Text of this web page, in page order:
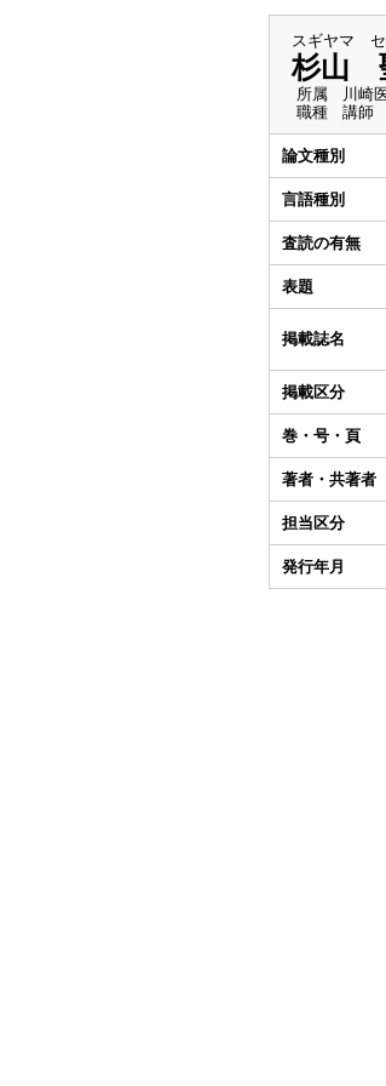
スギヤマ セ
杉山
所属
川崎
職種
講師
論文種別
言語種別
査読の有無
表題
掲載誌名
掲載区分
巻・号・頁
著者・共著者
担当区分
発行年月